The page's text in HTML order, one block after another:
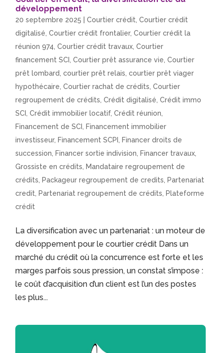
développement
20 septembre 2025 |Courtier crédit,Courtier crédit
digitalisé,Courtier crédit frontalier,Courtier crédit la
réunion 974,Courtier crédit travaux,Courtier
financement SCI,Courtier prêt assurance vie,Courtier
prêt lombard,courtier prêt relais,courtier prêt viager
hypothécaire,Courtier rachat de crédits,Courtier
regroupement de crédits,Crédit digitalisé,Crédit immo
SCI,Crédit immobilier locatif,Crédit réunion,
Financement de SCI, Financement immobilier
investisseur, Financement SCPI, Financer droits de
succession, Financer sortie indivision, Financer travaux,
Grossiste en crédits, Mandataire regroupement de
crédits, Packageur regroupement de credits, Partenariat
credit, Partenariat regroupement de crédits, Plateforme
crédit
La diversification avec un partenariat : un moteur de
développement pour le courtier crédit Dans un
marché du crédit où la concurrence est forte et les
marges parfois sous pression, un constat s’impose :
le coût d’acquisition d’un client est l’un des postes
les plus...